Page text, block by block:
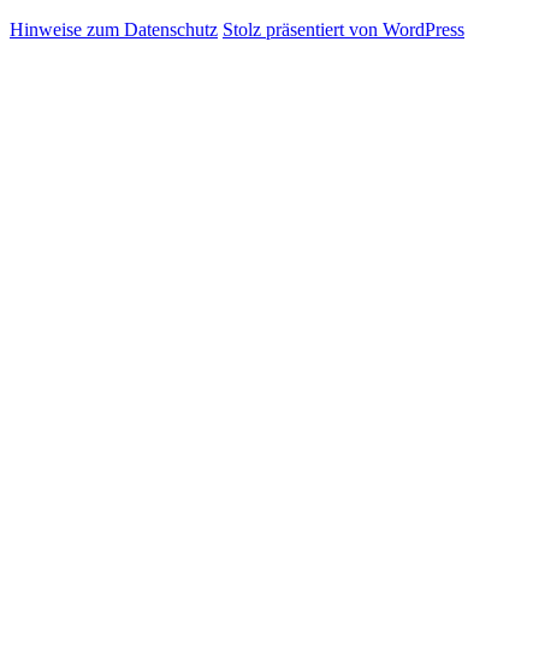
Hinweise zum Datenschutz Stolz präsentiert von WordPress